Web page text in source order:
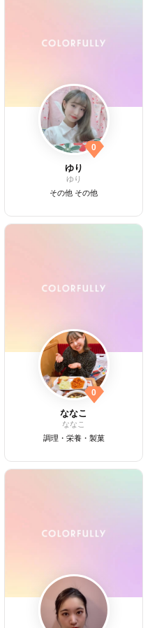
0
ゆり
ゆり
その他 その他
0
ななこ
ななこ
調理・栄養・製菓